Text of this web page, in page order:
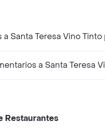
Santa Teresa Vino
a Santa Teresa
Restaurantes